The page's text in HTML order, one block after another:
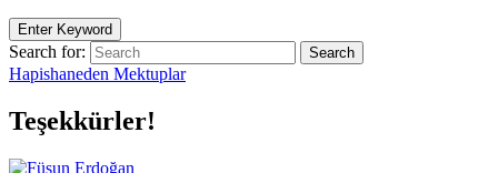
Enter Keyword
Search for: Search
Hapishaneden Mektuplar
Teşekkürler!